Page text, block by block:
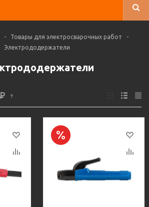
- Товары для электросварочных работ
-
Электрододержатели